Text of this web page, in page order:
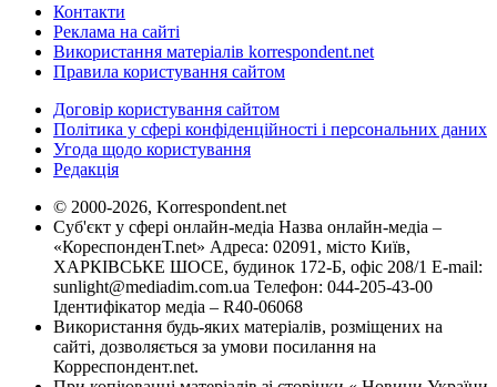
Контакти
Реклама на сайті
Використання матеріалів korrespondent.net
Правила користування сайтом
Договір користування сайтом
Політика у сфері конфіденційності і персональних даних
Угода щодо користування
Редакція
© 2000-2026, Korrespondent.net
Суб'єкт у сфері онлайн-медіа Назва онлайн-медіа –
«КореспонденТ.net» Адреса: 02091, місто Київ,
ХАРКІВСЬКЕ ШОСЕ, будинок 172-Б, офіс 208/1 E-mail:
sunlight@mediadim.com.ua Телефон: 044-205-43-00
Ідентифікатор медіа – R40-06068
Використання будь-яких матеріалів, розміщених на
сайті, дозволяється за умови посилання на
Корреспондент.net.